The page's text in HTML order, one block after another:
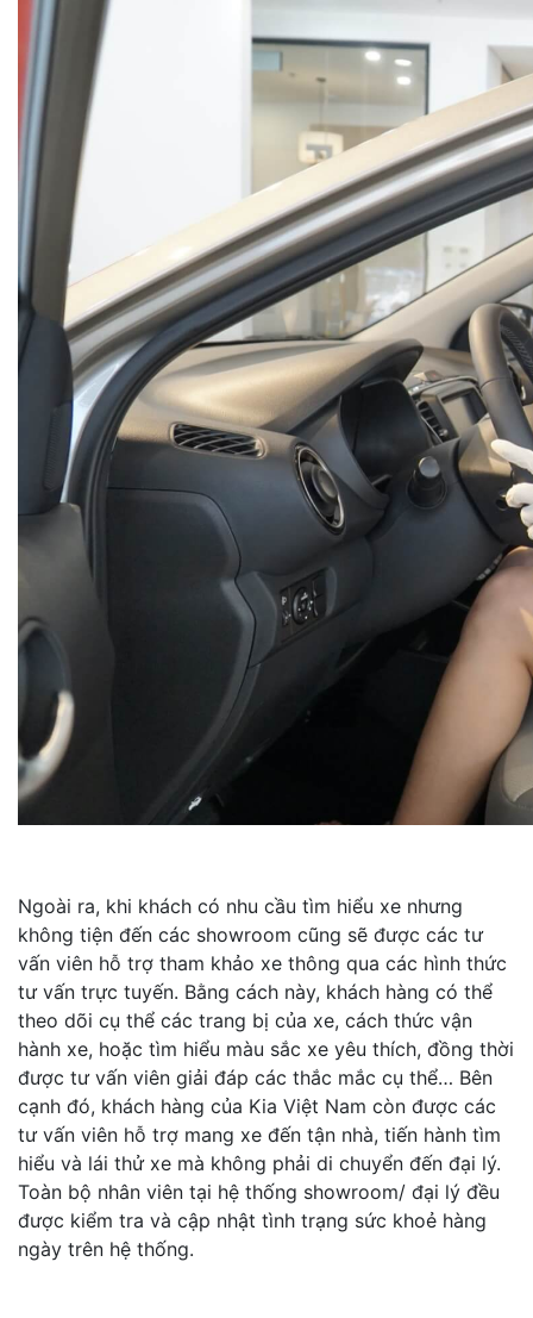
Ngoài ra, khi khách có nhu cầu tìm hiểu xe nhưng
không tiện đến các showroom cũng sẽ được các tư
vấn viên hỗ trợ tham khảo xe thông qua các hình thức
tư vấn trực tuyến. Bằng cách này, khách hàng có thể
theo dõi cụ thể các trang bị của xe, cách thức vận
hành xe, hoặc tìm hiểu màu sắc xe yêu thích, đồng thời
được tư vấn viên giải đáp các thắc mắc cụ thể… Bên
cạnh đó, khách hàng của Kia Việt Nam còn được các
tư vấn viên hỗ trợ mang xe đến tận nhà, tiến hành tìm
hiểu và lái thử xe mà không phải di chuyển đến đại lý.
Toàn bộ nhân viên tại hệ thống showroom/ đại lý đều
được kiểm tra và cập nhật tình trạng sức khoẻ hàng
ngày trên hệ thống.